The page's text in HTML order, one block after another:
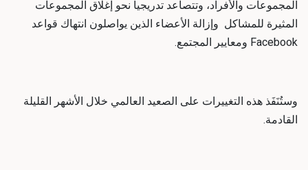
المجموعات والأفراد، وتتصاعد تدريجياً نحو إغلاق المجموعات
المثيرة للمشاكل وإزالة الأعضاء الذين يواصلون انتهاك قواعد
Facebook ومعايير المجتمع.
وستُنَفَذ هذه التغييرات على الصعيد العالمي خلال الأشهر القليلة
القادمة.